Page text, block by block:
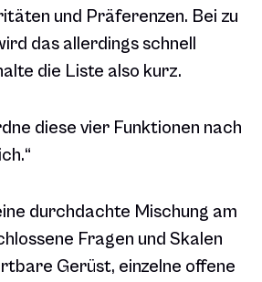
und Präferenzen. Bei zu
das allerdings schnell
die Liste also kurz.
diese vier Funktionen nach
durchdachte Mischung am
Fragen und Skalen
Gerüst, einzelne offene